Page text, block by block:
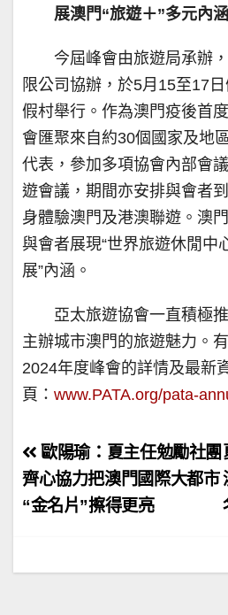
展澳門“旅遊＋”多元內涵
今屆峰會由旅遊局承辦
限公司協辦，於5月15至17
假村舉行。作為澳門疫後首
會匯聚來自約30個國家及地
代表，參加多項協會內部會
遊會議，期間亦安排與會者
身體驗澳門及港澳聯遊。澳
與會者展現“世界旅遊休閒中
展”內涵。
亞太旅遊協會一直積極
主辦城市澳門的旅遊魅力。
2024年度峰會的詳情及最新
頁： www.PATA.org/pata-
文
章
導
歐陽瑜：夏主任勉勵社團
齊心協力把澳門國際大都市
“金名片”擦得更亮